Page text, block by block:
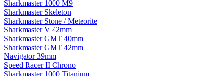
Sharkmaster 1000 M9
Sharkmaster Skeleton
Sharkmaster Stone / Meteorite
Sharkmaster V 42mm
Sharkmaster GMT 40mm
Sharkmaster GMT 42mm
Navigator 39mm
Speed Racer II Chrono
Sharkmaster 1000 Titanium